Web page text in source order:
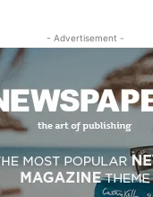
- Advertisement -